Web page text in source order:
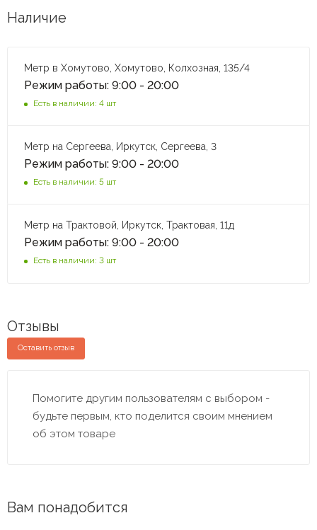
Наличие
Метр в Хомутово, Хомутово, Колхозная, 135/4
Режим работы: 9:00 - 20:00
Есть в наличии: 4 шт
Метр на Сергеева, Иркутск, Сергеева, 3
Режим работы: 9:00 - 20:00
Есть в наличии: 5 шт
Метр на Трактовой, Иркутск, Трактовая, 11д
Режим работы: 9:00 - 20:00
Есть в наличии: 3 шт
Отзывы
Оставить отзыв
Помогите другим пользователям с выбором -
будьте первым, кто поделится своим мнением
об этом товаре
Вам понадобится